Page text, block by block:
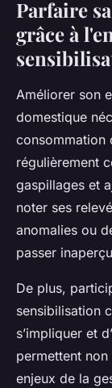
Parfaire
grâce à
Améliorer son
domestique
consommation
régulièrement
gaspillages et
noter ses
anomalies ou
passer
De plus,
sensibilisation
s’impliquer et
permettent
enjeux de la